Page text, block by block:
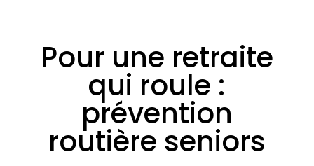
Pour une retraite
qui roule :
prévention
routière seniors